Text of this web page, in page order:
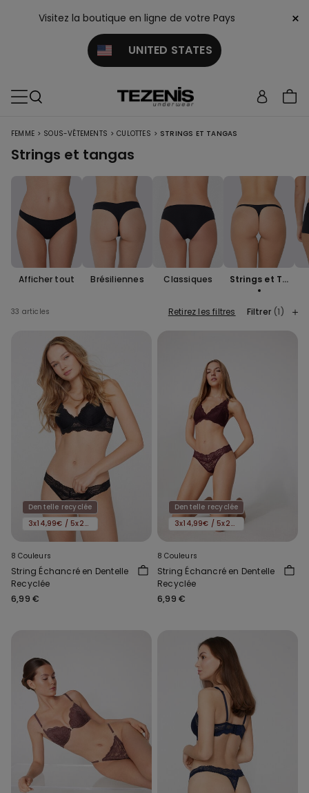
Visitez la boutique en ligne de votre Pays
UNITED STATES
×
FEMME > SOUS-VÊTEMENTS > CULOTTES > STRINGS ET TANGAS
Strings et tangas
Afficher tout Brésiliennes Classiques
Strings et Ta
ngas
33 articles Retirez les filtres Filtrer (1)
Dentelle recyclée
3x14,99€ / 5x22,99€
8 Couleurs
String Échancré en Dentelle
Recyclée
6,99 €
Dentelle recyclée
3x14,99€ / 5x22,99€
8 Couleurs
String Échancré en Dentelle
Recyclée
6,99 €